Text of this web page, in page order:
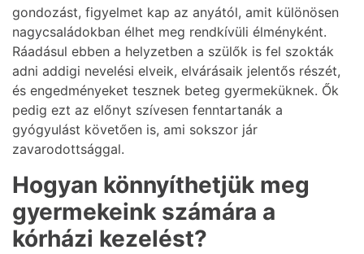
gondozást, figyelmet kap az anyától, amit különösen
nagycsaládokban élhet meg rendkívüli élményként.
Ráadásul ebben a helyzetben a szülők is fel szokták
adni addigi nevelési elveik, elvárásaik jelentős részét,
és engedményeket tesznek beteg gyermeküknek. Ők
pedig ezt az előnyt szívesen fenntartanák a
gyógyulást követően is, ami sokszor jár
zavarodottsággal.
Hogyan könnyíthetjük meg
gyermekeink számára a
kórházi kezelést?